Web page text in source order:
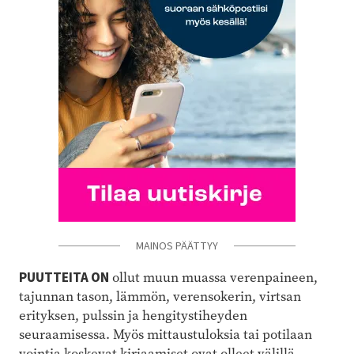
MAINOS PÄÄTTYY
PUUTTEITA ON ollut muun muassa verenpaineen,
tajunnan tason, lämmön, verensokerin, virtsan
erityksen, pulssin ja hengitystiheyden
seuraamisessa. Myös mittaustuloksia tai potilaan